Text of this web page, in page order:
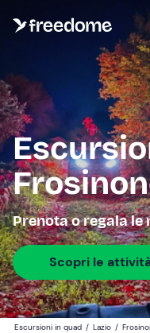
Prenota o regala
Scopri le
Escursioni in quad / Lazio /